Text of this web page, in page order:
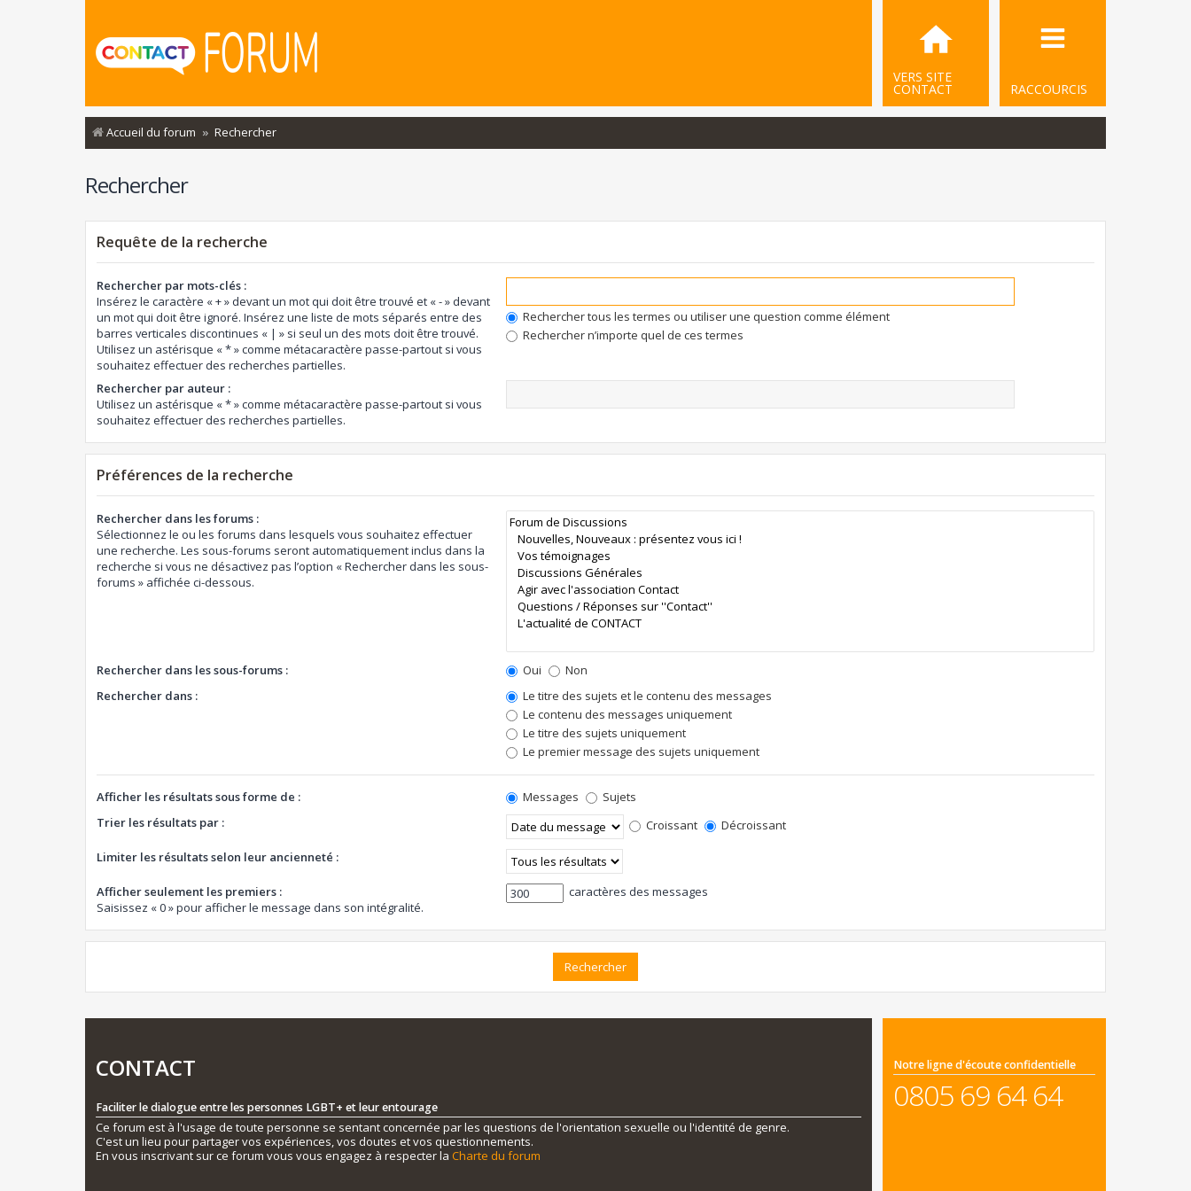
RACCOURCIS
VERS SITE
CONTACT
Accueil du forum Rechercher
Rechercher
Requête de la recherche
Rechercher par mots-clés :
Insérez le caractère « + » devant un mot qui doit être trouvé et « - » devant
un mot qui doit être ignoré. Insérez une liste de mots séparés entre des
barres verticales discontinues « | » si seul un des mots doit être trouvé.
Utilisez un astérisque « * » comme métacaractère passe-partout si vous
souhaitez effectuer des recherches partielles.
Rechercher tous les termes ou utiliser une question comme élément
Rechercher n’importe quel de ces termes
Rechercher par auteur :
Utilisez un astérisque « * » comme métacaractère passe-partout si vous
souhaitez effectuer des recherches partielles.
Préférences de la recherche
Rechercher dans les forums :
Sélectionnez le ou les forums dans lesquels vous souhaitez effectuer
une recherche. Les sous-forums seront automatiquement inclus dans la
recherche si vous ne désactivez pas l’option « Rechercher dans les sous-
forums » affichée ci-dessous.
Rechercher dans les sous-forums : Oui
Non
Rechercher dans :
Le titre des sujets et le contenu des messages
Le contenu des messages uniquement
Le titre des sujets uniquement
Le premier message des sujets uniquement
Afficher les résultats sous forme de : Messages
Sujets
Trier les résultats par :
Croissant
Décroissant
Limiter les résultats selon leur ancienneté :
Afficher seulement les premiers :
Saisissez « 0 » pour afficher le message dans son intégralité.
caractères des messages
CONTACT
Faciliter le dialogue entre les personnes LGBT+ et leur entourage
Ce forum est à l'usage de toute personne se sentant concernée par les questions de l'orientation sexuelle ou l'identité de genre.
C'est un lieu pour partager vos expériences, vos doutes et vos questionnements.
En vous inscrivant sur ce forum vous vous engagez à respecter la Charte du forum
Notre ligne d'écoute confidentielle
0805 69 64 64